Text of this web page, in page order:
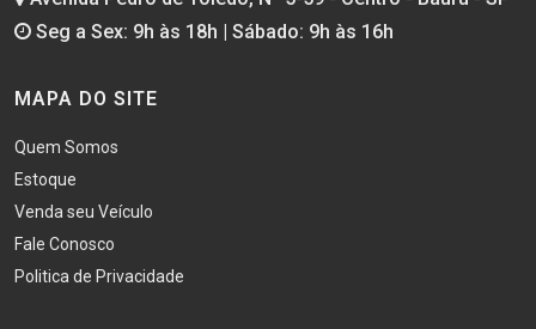
Seg a Sex: 9h às 18h | Sábado: 9h às 16h
MAPA DO SITE
Quem Somos
Estoque
Venda seu Veículo
Fale Conosco
Politica de Privacidade